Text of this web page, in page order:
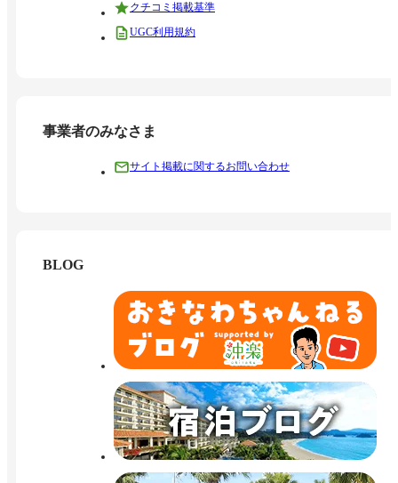
クチコミ掲載基準
UGC利用規約
事業者のみなさま
サイト掲載に関するお問い合わせ
BLOG